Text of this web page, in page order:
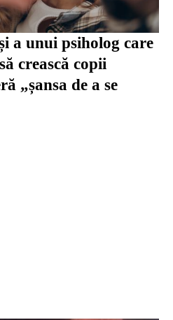
a unui psiholog care
crească copii
„șansa de a se